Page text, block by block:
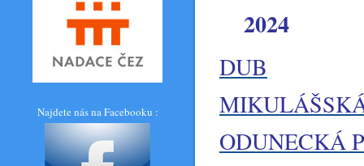
Najdete nás na Facebooku :
2024
DUB
ODUNECKÁ